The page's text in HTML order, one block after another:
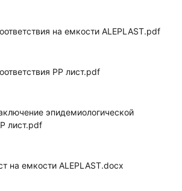
на емкости ALEPLAST.pdf
PP лист.pdf
эпидемиологической
лист.pdf
на емкости ALEPLAST.docx